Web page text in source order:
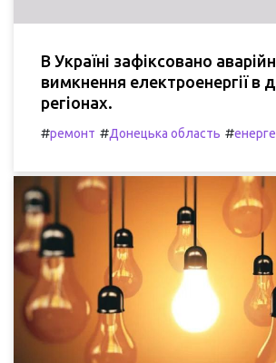
В Україні зафіксовано
вимкнення електроенергії в
регіонах.
#ремонт #Донецька область #